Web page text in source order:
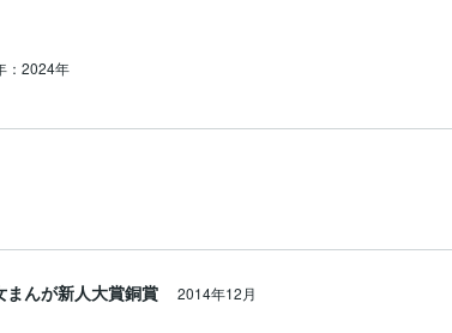
：2024年
まんが新人大賞銅賞 2014年12月